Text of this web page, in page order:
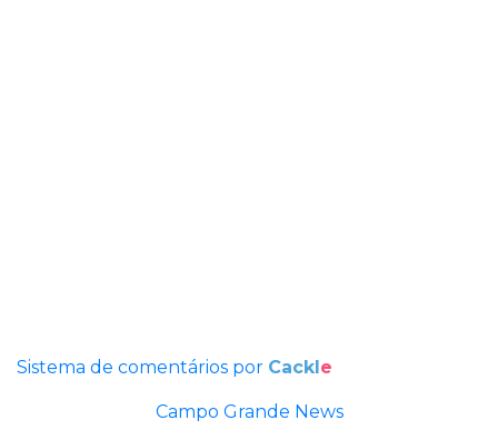
Sistema de comentários por Cackle
Campo Grande News